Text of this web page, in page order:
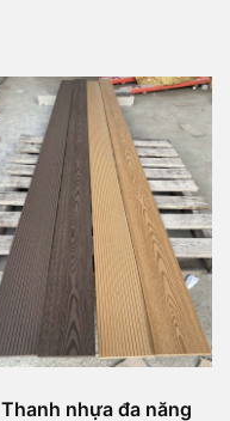
Thanh nhựa đa năng